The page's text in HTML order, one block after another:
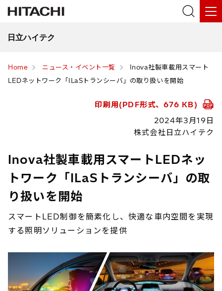
日立ハイテク
Home ニュース・イベント一覧
Inova社製車載用スマート
LEDネットワーク「ILaSトランシーバ」の取り扱いを開始
印刷用(PDF形式、676 KB)
2024年3月19日
株式会社日立ハイテク
Inova社製車載用スマートLEDネッ
トワーク「ILaSトランシーバ」の取
り扱いを開始
スマートLED制御を簡素化し、快適な車内空間を実現
する照明ソリューションを提供